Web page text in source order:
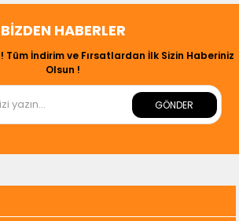
BIZDEN HABERLER
Tüm İndirim ve Fırsatlardan İlk Sizin Haberiniz
Olsun !
GÖNDER